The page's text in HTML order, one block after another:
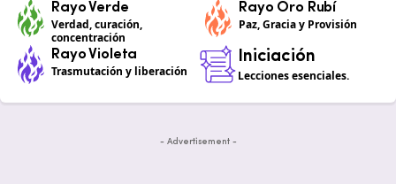
Rayo Verde
Verdad, curación,
concentración
Rayo Oro Rubí
Paz, Gracia y Provisión
Rayo Violeta
Trasmutación y liberación
Iniciación
Lecciones esenciales.
- Advertisement -